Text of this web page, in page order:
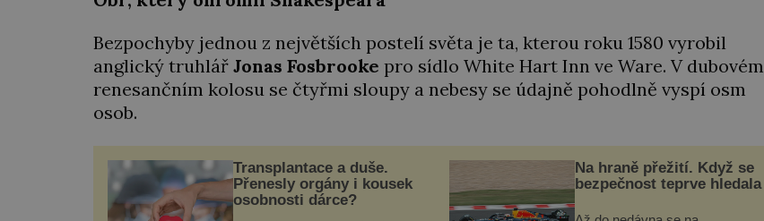
Bezpochyby jednou z největších postelí světa je ta, kterou roku 1580 vyrobil
anglický truhlář Jonas Fosbrooke pro sídlo White Hart Inn ve Ware. V dubovém
renesančním kolosu se čtyřmi sloupy a nebesy se údajně pohodlně vyspí osm
osob.
Transplantace a duše.
Přenesly orgány i kousek
osobnosti dárce?
Na hraně přežití. Když se
bezpečnost teprve hledala